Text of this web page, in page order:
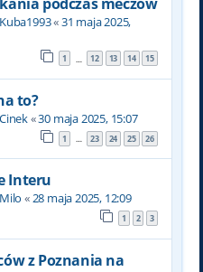
podczas meczów
Kuba1993«31 maja 2025,
1 … 12 13 14 15
to?
Cinek«30 maja 2025, 15:07
1 … 23 24 25 26
Interu
Milo «28 maja 2025, 12:09
1 2 3
z Poznania na